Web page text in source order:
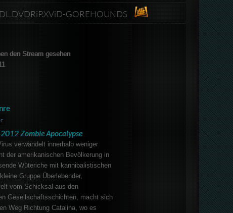
GOREHOUNDS
den Stream gesehen
2012 Zombie Apocalypse
verwandelt innerhalb weniger
der amerikanischen Bevölkerung in
Wüteriche mit kannibalistischen
Gruppe Überlebender,
vom Schicksal aus den
Gesellschaftsschichten, macht sich
Weg Richtung Catalina, wo es